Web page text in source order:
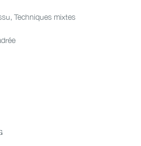
, Techniques mixtes